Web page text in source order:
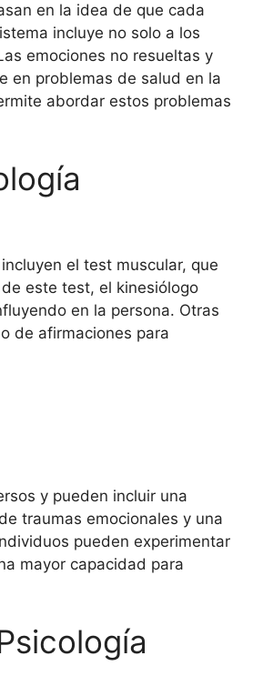
en la idea de que cada
incluye no solo a los
emociones no resueltas y
en problemas de salud en la
abordar estos problemas
el test muscular, que
este test, el kinesiólogo
en la persona. Otras
de afirmaciones para
y pueden incluir una
traumas emocionales y una
pueden experimentar
mayor capacidad para